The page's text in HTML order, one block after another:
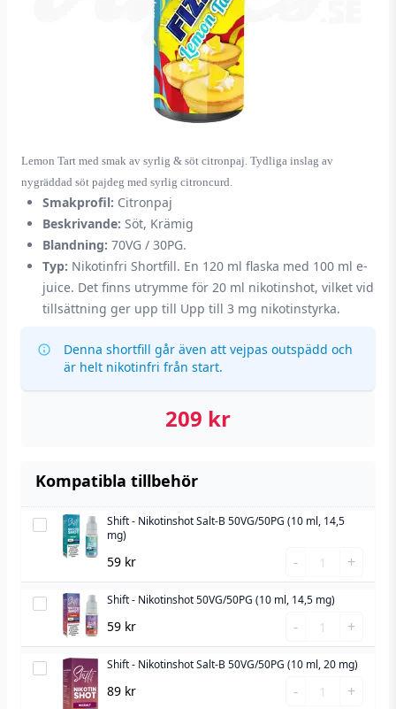
Lemon Tart med smak av syrlig & söt citronpaj. Tydliga inslag av
nygräddad söt pajdeg med syrlig citroncurd.
Smakprofil: Citronpaj
Beskrivande: Söt, Krämig
Blandning: 70VG / 30PG.
Typ: Nikotinfri Shortfill. En 120 ml flaska med 100 ml e-
juice. Det finns utrymme för 20 ml nikotinshot, vilket vid
tillsättning ger upp till Upp till 3 mg nikotinstyrka.
Denna shortfill går även att vejpas outspädd och
är helt nikotinfri från start.
209 kr
Kompatibla tillbehör
Shift
Nikotinshot
Salt-
B
50VG/50PG
(10
ml,
Shift - Nikotinshot Salt-B 50VG/50PG (10 ml, 14,5
mg)
59 kr -
Shift
-
Nikotinshot
Salt-
B
50VG/50PG
(10
+
Shift
Nikotinshot
50VG/50PG
Shift - Nikotinshot 50VG/50PG (10 ml, 14,5 mg)
59 kr -
Shift
-
Nikotinshot
50VG/50PG
+
Shift
Shift - Nikotinshot Salt-B 50VG/50PG (10 ml, 20 mg)
89 kr -
Shift
+